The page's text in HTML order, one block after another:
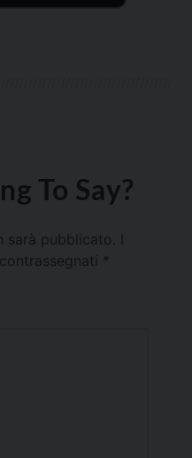
To Say?
sarà pubblicato.
*